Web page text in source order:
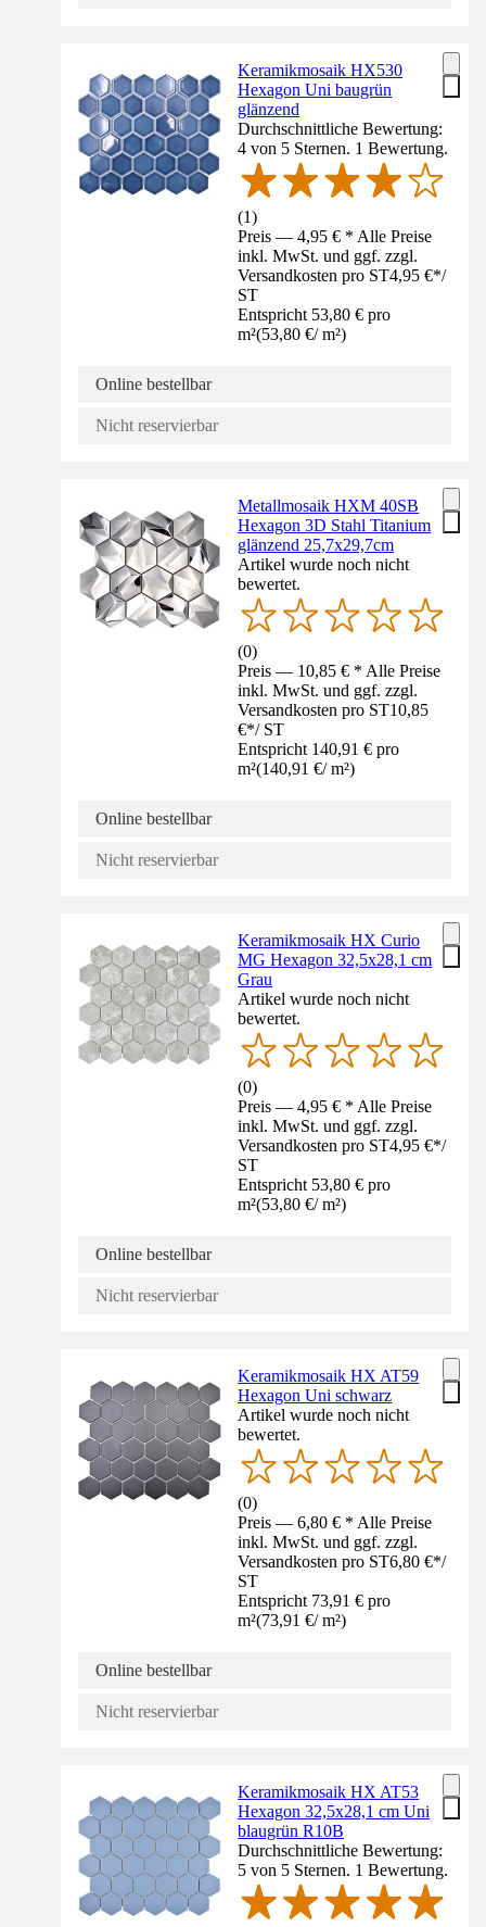
Keramikmosaik HX530
Hexagon Uni baugrün
glänzend
Durchschnittliche Bewertung:
4 von 5 Sternen. 1 Bewertung.
(1)
Preis — 4,95 € * Alle Preise
inkl. MwSt. und ggf. zzgl.
Versandkosten pro ST4,95 €*/
ST
Entspricht 53,80 € pro
m²(53,80 €/ m²)
Online bestellbar
Nicht reservierbar
Metallmosaik HXM 40SB
Hexagon 3D Stahl Titanium
glänzend 25,7x29,7cm
Artikel wurde noch nicht
bewertet.
(0)
Preis — 10,85 € * Alle Preise
inkl. MwSt. und ggf. zzgl.
Versandkosten pro ST10,85
€*/ ST
Entspricht 140,91 € pro
m²(140,91 €/ m²)
Online bestellbar
Nicht reservierbar
Keramikmosaik HX Curio
MG Hexagon 32,5x28,1 cm
Grau
Artikel wurde noch nicht
bewertet.
(0)
Preis — 4,95 € * Alle Preise
inkl. MwSt. und ggf. zzgl.
Versandkosten pro ST4,95 €*/
ST
Entspricht 53,80 € pro
m²(53,80 €/ m²)
Online bestellbar
Nicht reservierbar
Keramikmosaik HX AT59
Hexagon Uni schwarz
Artikel wurde noch nicht
bewertet.
(0)
Preis — 6,80 € * Alle Preise
inkl. MwSt. und ggf. zzgl.
Versandkosten pro ST6,80 €*/
ST
Entspricht 73,91 € pro
m²(73,91 €/ m²)
Online bestellbar
Nicht reservierbar
Keramikmosaik HX AT53
Hexagon 32,5x28,1 cm Uni
blaugrün R10B
Durchschnittliche Bewertung:
5 von 5 Sternen. 1 Bewertung.